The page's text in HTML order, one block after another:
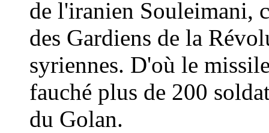
de l'iranien Souleimani,
des Gardiens de la
syriennes. D'où le
fauché plus de 200
du Golan.